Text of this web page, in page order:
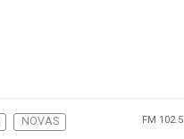
NOVAS
FM 102.5